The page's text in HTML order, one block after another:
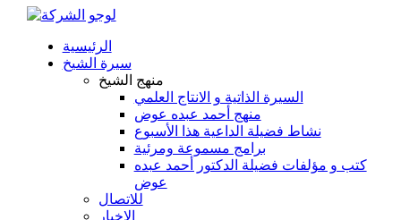
الرئيسية
سيرة الشيخ
منهج الشيخ
السيرة الذاتية و الانتاج العلمي
منهج أحمد عبده عوض
نشاط فضيلة الداعية هذا الأسبوع
برامج مسموعة ومرئية
كتب و مؤلفات فضيلة الدكتور أحمد عبده
عوض
للاتصال
الاخبار